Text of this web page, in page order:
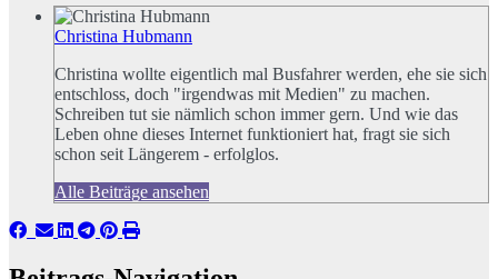
Christina Hubmann
Christina wollte eigentlich mal Busfahrer werden, ehe sie sich
entschloss, doch "irgendwas mit Medien" zu machen.
Schreiben tut sie nämlich schon immer gern. Und wie das
Leben ohne dieses Internet funktioniert hat, fragt sie sich
schon seit Längerem - erfolglos.
Alle Beiträge ansehen